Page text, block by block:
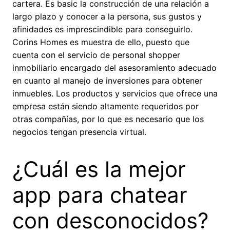
cartera. Es basic la construcción de una relación a
largo plazo y conocer a la persona, sus gustos y
afinidades es imprescindible para conseguirlo.
Corins Homes es muestra de ello, puesto que
cuenta con el servicio de personal shopper
inmobiliario encargado del asesoramiento adecuado
en cuanto al manejo de inversiones para obtener
inmuebles. Los productos y servicios que ofrece una
empresa están siendo altamente requeridos por
otras compañías, por lo que es necesario que los
negocios tengan presencia virtual.
¿Cuál es la mejor
app para chatear
con desconocidos?